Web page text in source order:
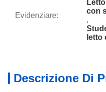
Evidenziare:
con
,
letto
Descrizione Di